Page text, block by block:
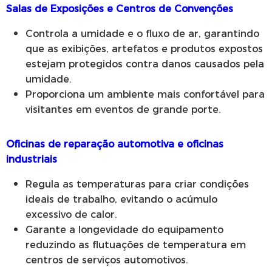
Salas de Exposições e Centros de Convenções
Controla a umidade e o fluxo de ar, garantindo
que as exibições, artefatos e produtos expostos
estejam protegidos contra danos causados pela
umidade.
Proporciona um ambiente mais confortável para
visitantes em eventos de grande porte.
Oficinas de reparação automotiva e oficinas
industriais
Regula as temperaturas para criar condições
ideais de trabalho, evitando o acúmulo
excessivo de calor.
Garante a longevidade do equipamento
reduzindo as flutuações de temperatura em
centros de serviços automotivos.